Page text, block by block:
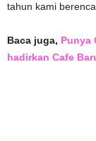
tahun kami
Baca juga, Punya
hadirkan Cafe